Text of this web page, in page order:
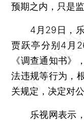
预期之内，只是
4月29日，乐
贾跃亭分别4月
《调查通知书》
法违规等行为，
关规定，决定对
乐视网表示，